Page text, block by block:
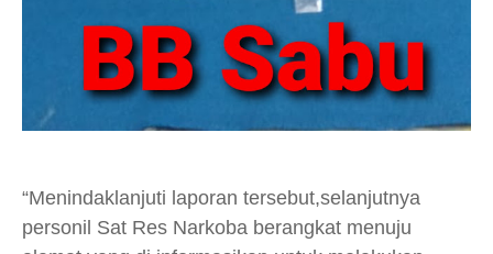
“Menindaklanjuti laporan tersebut,selanjutnya
personil Sat Res Narkoba berangkat menuju